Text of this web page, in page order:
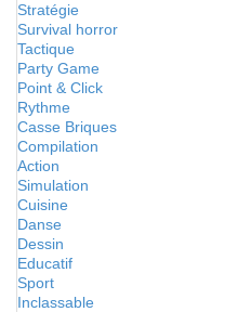
Stratégie
Survival horror
Tactique
Party Game
Point & Click
Rythme
Casse Briques
Compilation
Action
Simulation
Cuisine
Danse
Dessin
Educatif
Sport
Inclassable